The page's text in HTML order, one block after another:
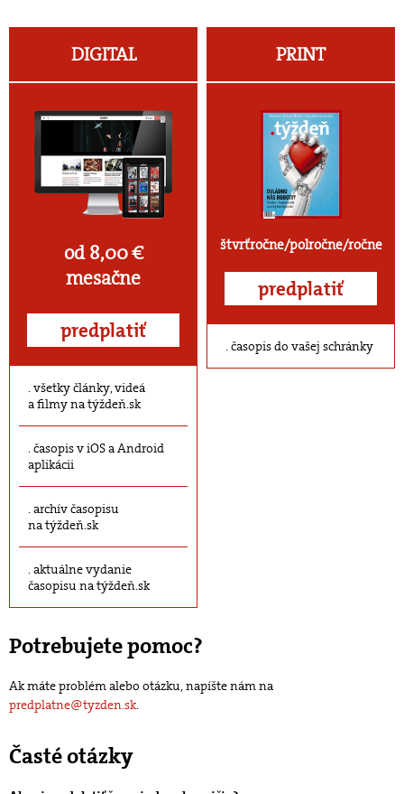
DIGITAL
od 8,00 €
mesačne
predplatiť
všetky články, videá
a filmy na týždeň.sk
časopis v iOS a Android
aplikácii
archív časopisu
na týždeň.sk
aktuálne vydanie
časopisu na týždeň.sk
PRINT
štvrťročne/polročne/ročne
predplatiť
časopis do vašej schránky
Potrebujete pomoc?
Ak máte problém alebo otázku, napíšte nám na
predplatne@tyzden.sk.
Časté otázky